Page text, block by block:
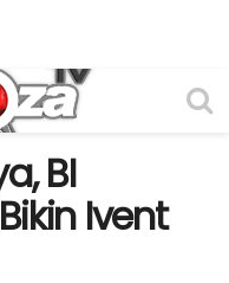
BI
Ivent